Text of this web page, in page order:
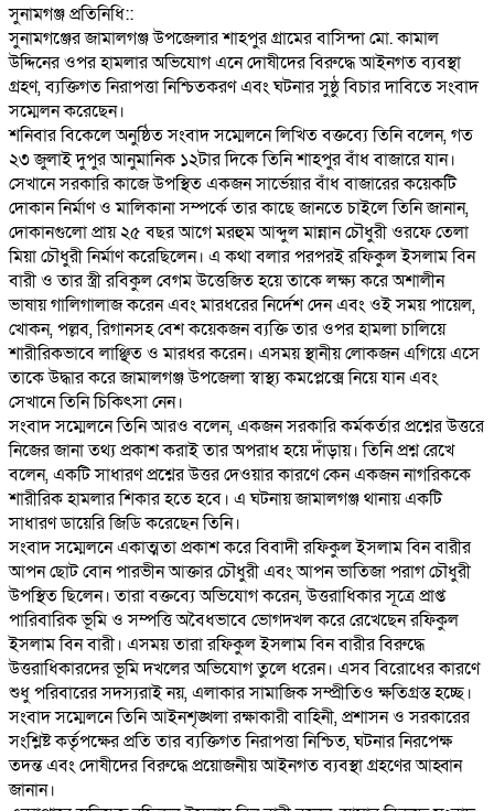
‎সুনামগঞ্জ প্রতিনিধি::
‎সুনামগঞ্জের জামালগঞ্জ উপজেলার শাহপুর গ্রামের বাসিন্দা মো. কামাল
উদ্দিনের ওপর হামলার অভিযোগ এনে দোষীদের বিরুদ্ধে আইনগত ব্যবস্থা
গ্রহণ, ব্যক্তিগত নিরাপত্তা নিশ্চিতকরণ এবং ঘটনার সুষ্ঠু বিচার দাবিতে সংবাদ
সম্মেলন করেছেন।
‎শনিবার বিকেলে অনুষ্ঠিত সংবাদ সম্মেলনে লিখিত বক্তব্যে তিনি বলেন, গত
২৩ জুলাই দুপুর আনুমানিক ১২টার দিকে তিনি শাহপুর বাঁধ বাজারে যান।
সেখানে সরকারি কাজে উপস্থিত একজন সার্ভেয়ার বাঁধ বাজারের কয়েকটি
দোকান নির্মাণ ও মালিকানা সম্পর্কে তার কাছে জানতে চাইলে তিনি জানান,
দোকানগুলো প্রায় ২৫ বছর আগে মরহুম আব্দুল মান্নান চৌধুরী ওরফে তেলা
মিয়া চৌধুরী নির্মাণ করেছিলেন। এ কথা বলার পরপরই রফিকুল ইসলাম বিন
বারী ও তার স্ত্রী রবিকুল বেগম উত্তেজিত হয়ে তাকে লক্ষ্য করে অশালীন
ভাষায় গালিগালাজ করেন এবং মারধরের নির্দেশ দেন এবং ওই সময় পায়েল,
খোকন, পল্লব, রিগানসহ বেশ কয়েকজন ব্যক্তি তার ওপর হামলা চালিয়ে
শারীরিকভাবে লাঞ্ছিত ও মারধর করেন। এসময় স্থানীয় লোকজন এগিয়ে এসে
তাকে উদ্ধার করে জামালগঞ্জ উপজেলা স্বাস্থ্য কমপ্লেক্সে নিয়ে যান এবং
সেখানে তিনি চিকিৎসা নেন।
‎সংবাদ সম্মেলনে তিনি আরও বলেন, একজন সরকারি কর্মকর্তার প্রশ্নের উত্তরে
নিজের জানা তথ্য প্রকাশ করাই তার অপরাধ হয়ে দাঁড়ায়। তিনি প্রশ্ন রেখে
বলেন, একটি সাধারণ প্রশ্নের উত্তর দেওয়ার কারণে কেন একজন নাগরিককে
শারীরিক হামলার শিকার হতে হবে। এ ঘটনায় জামালগঞ্জ থানায় একটি
সাধারণ ডায়েরি জিডি করেছেন তিনি।
‎সংবাদ সম্মেলনে একাত্মতা প্রকাশ করে বিবাদী রফিকুল ইসলাম বিন বারীর
আপন ছোট বোন পারভীন আক্তার চৌধুরী এবং আপন ভাতিজা পরাগ চৌধুরী
উপস্থিত ছিলেন। তারা বক্তব্যে অভিযোগ করেন, উত্তরাধিকার সূত্রে প্রাপ্ত
পারিবারিক ভূমি ও সম্পত্তি অবৈধভাবে ভোগদখল করে রেখেছেন রফিকুল
ইসলাম বিন বারী। এসময় তারা রফিকুল ইসলাম বিন বারীর বিরুদ্ধে
উত্তরাধিকারদের ভূমি দখলের অভিযোগ তুলে ধরেন। এসব বিরোধের কারণে
শুধু পরিবারের সদস্যরাই নয়, এলাকার সামাজিক সম্প্রীতিও ক্ষতিগ্রস্ত হচ্ছে।
‎সংবাদ সম্মেলনে তিনি আইনশৃঙ্খলা রক্ষাকারী বাহিনী, প্রশাসন ও সরকারের
সংশ্লিষ্ট কর্তৃপক্ষের প্রতি তার ব্যক্তিগত নিরাপত্তা নিশ্চিত, ঘটনার নিরপেক্ষ
তদন্ত এবং দোষীদের বিরুদ্ধে প্রয়োজনীয় আইনগত ব্যবস্থা গ্রহণের আহ্বান
জানান।